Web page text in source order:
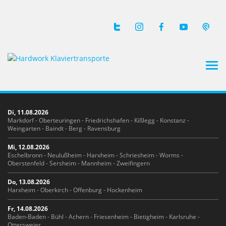
Di, 11.08.2026
Markdorf - Oberteuringen - Friedrichshafen - Kißlegg - Konstanz -
Weingarten - Baindt - Berg - Ravensburg
Mi, 12.08.2026
Eschelbronn - Neulußheim - Harxheim - Schriesheim - Worms -
Oberstenfeld - Sersheim - Mannheim - Zweifingern
Do, 13.08.2026
Harxheim - Oberkirch - Offenburg - Hockenheim
Fr, 14.08.2026
Baden-Baden - Bühl - Achern - Friesenheim - Bietigheim - Karlsruhe -